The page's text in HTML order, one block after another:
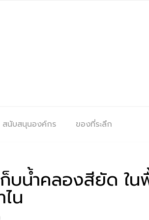
สนับสนุนองค์กร ของที่ระลึก
บน้ำคลองสียัด ใน
น